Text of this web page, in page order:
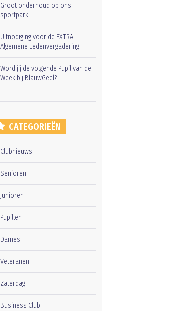
Groot onderhoud op ons
sportpark
Uitnodiging voor de EXTRA
Algemene Ledenvergadering
Word jij de volgende Pupil van de
Week bij BlauwGeel?
CATEGORIEËN
Clubnieuws
Senioren
Junioren
Pupillen
Dames
Veteranen
Zaterdag
Business Club